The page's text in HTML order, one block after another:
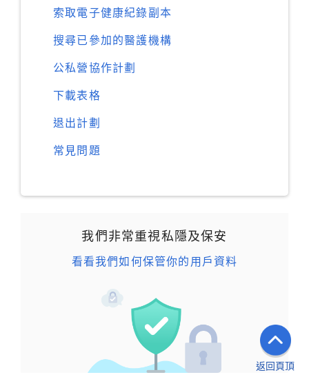
索取電子健康紀錄副本
搜尋已參加的醫護機構
公私營協作計劃
下載表格
退出計劃
常見問題
我們非常重視私隱及保安
看看我們如何保管你的用戶資料
返回頁頂